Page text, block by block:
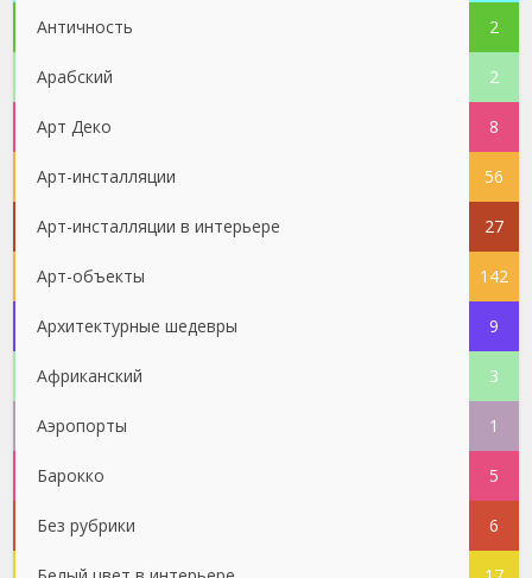
Античность 2
Арабский 2
Арт Деко 8
Арт-инсталляции 56
Арт-инсталляции в интерьере 27
Арт-объекты 142
Архитектурные шедевры 9
Африканский 3
Аэропорты 1
Барокко 5
Без рубрики 6